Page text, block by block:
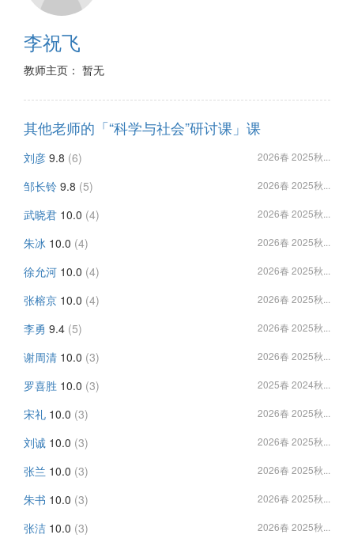
李祝飞
教师主页： 暂无
其他老师的「“科学与社会”研讨课」课
刘彦 9.8 (6) 2026春 2025秋...
邹长铃 9.8 (5) 2026春 2025秋...
武晓君 10.0 (4) 2026春 2025秋...
朱冰 10.0 (4) 2026春 2025秋...
徐允河 10.0 (4) 2026春 2025秋...
张榕京 10.0 (4) 2026春 2025秋...
李勇 9.4 (5) 2026春 2025秋...
谢周清 10.0 (3) 2026春 2025秋...
罗喜胜 10.0 (3) 2025春 2024秋...
宋礼 10.0 (3) 2026春 2025秋...
刘诚 10.0 (3) 2026春 2025秋...
张兰 10.0 (3) 2026春 2025秋...
朱书 10.0 (3) 2026春 2025秋...
张洁 10.0 (3) 2026春 2025秋...